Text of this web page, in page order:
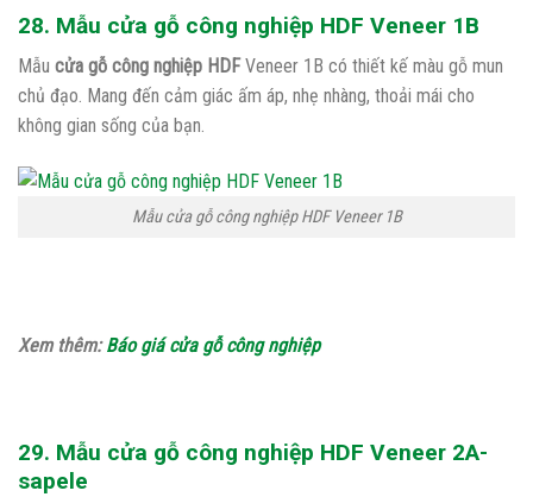
28. Mẫu cửa gỗ công nghiệp HDF Veneer 1B
Mẫu cửa gỗ công nghiệp HDFVeneer 1B có thiết kế màu gỗ mun
chủ đạo. Mang đến cảm giác ấm áp, nhẹ nhàng, thoải mái cho
không gian sống của bạn.
Mẫu cửa gỗ công nghiệp HDF Veneer 1B
Xem thêm:Báo giá cửa gỗ công nghiệp
29. Mẫu cửa gỗ công nghiệp HDF Veneer 2A-
sapele